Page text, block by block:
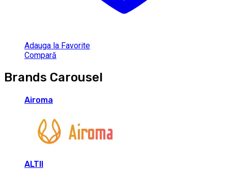
Adauga la Favorite
Compară
Brands Carousel
Airoma
ALTII